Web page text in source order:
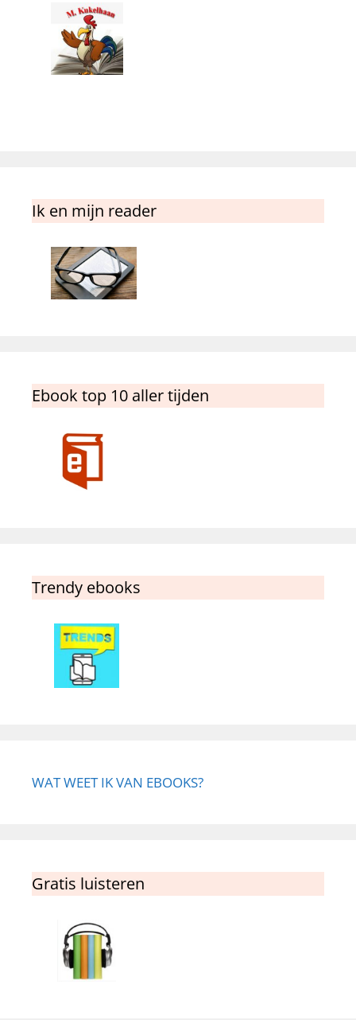
Ik en mijn reader
Ebook top 10 aller tijden
Trendy ebooks
WAT WEET IK VAN EBOOKS?
Gratis luisteren